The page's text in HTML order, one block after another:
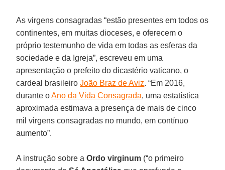
As virgens consagradas “estão presentes em todos os
continentes, em muitas dioceses, e oferecem o
próprio testemunho de vida em todas as esferas da
sociedade e da Igreja”, escreveu em uma
apresentação o prefeito do dicastério vaticano, o
cardeal brasileiroJoão Braz de Aviz. “Em 2016,
durante oAno da Vida Consagrada, uma estatística
aproximada estimava a presença de mais de cinco
mil virgens consagradas no mundo, em contínuo
aumento”.
A instrução sobre aOrdo virginum (“o primeiro